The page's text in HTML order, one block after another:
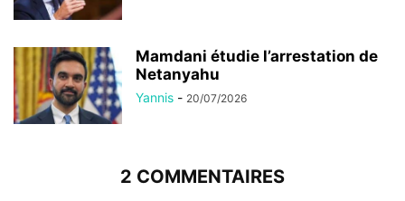
Mamdani étudie l’arrestation de
Netanyahu
Yannis - 20/07/2026
2 COMMENTAIRES